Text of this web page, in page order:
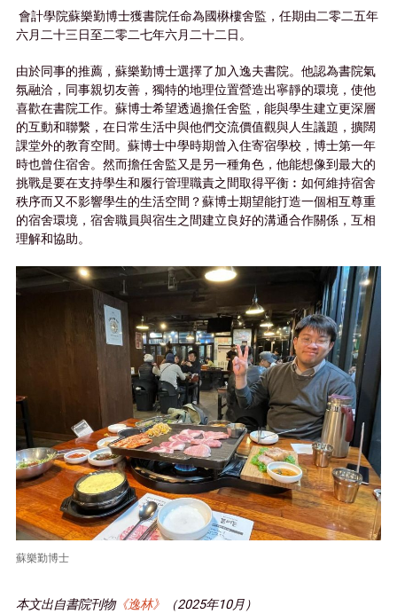
會計學院蘇樂勤博士獲書院任命為國楙樓舍監，任期由二零二五年
六月二十三日至二零二七年六月二十二日。
由於同事的推薦，蘇樂勤博士選擇了加入逸夫書院。他認為書院氣
氛融洽，同事親切友善，獨特的地理位置營造出寧靜的環境，使他
喜歡在書院工作。蘇博士希望透過擔任舍監，能與學生建立更深層
的互動和聯繫，在日常生活中與他們交流價值觀與人生議題，擴闊
課堂外的教育空間。蘇博士中學時期曾入住寄宿學校，博士第一年
時也曾住宿舍。然而擔任舍監又是另一種角色，他能想像到最大的
挑戰是要在支持學生和履行管理職責之間取得平衡︰如何維持宿舍
秩序而又不影響學生的生活空間？蘇博士期望能打造一個相互尊重
的宿舍環境，宿舍職員與宿生之間建立良好的溝通合作關係，互相
理解和協助。
蘇樂勤博士
本文出自書院刊物《逸林》 （2025年10月）